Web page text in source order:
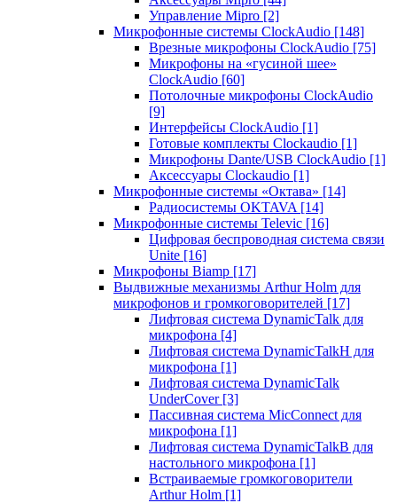
Управление Mipro [2]
Микрофонные системы ClockAudio [148]
Врезные микрофоны ClockAudio [75]
Микрофоны на «гусиной шее»
ClockAudio [60]
Потолочные микрофоны ClockAudio
[9]
Интерфейсы ClockAudio [1]
Готовые комплекты Clockaudio [1]
Микрофоны Dante/USB ClockAudio [1]
Аксессуары Clockaudio [1]
Микрофонные системы «Октава» [14]
Радиосистемы OKTAVA [14]
Микрофонные системы Televic [16]
Цифровая беспроводная система связи
Unite [16]
Микрофоны Biamp [17]
Выдвижные механизмы Arthur Holm для
микрофонов и громкоговорителей [17]
Лифтовая система DynamicTalk для
микрофона [4]
Лифтовая система DynamicTalkH для
микрофона [1]
Лифтовая система DynamicTalk
UnderCover [3]
Пассивная система MicConnect для
микрофона [1]
Лифтовая система DynamicTalkB для
настольного микрофона [1]
Встраиваемые громкоговорители
Arthur Holm [1]